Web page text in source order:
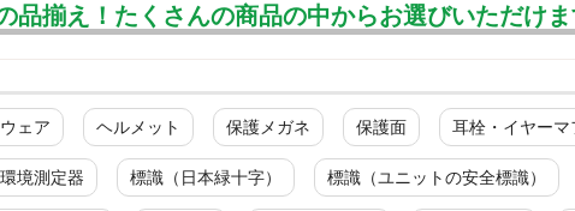
品揃え！たくさんの商品の中からお選びいただけ
ェア ヘルメット 保護メガネ 保護面 耳栓・イヤーマ
環境測定器 標識（日本緑十字） 標識（ユニットの安全標識）